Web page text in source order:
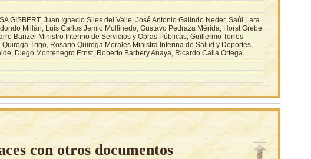
GISBERT, Juan Ignacio Siles del Valle, José Antonio Galindo Neder, Saúl Lara
Millán, Luis Carlos Jemio Mollinedo, Gustavo Pedraza Mérida, Horst Grebe
Banzer Ministro Interino de Servicios y Obras Públicas, Guillermo Torres
Trigo, Rosario Quiroga Morales Ministra Interina de Salud y Deportes,
Diego Montenegro Ernst, Roberto Barbery Anaya, Ricardo Calla Ortega.
con otros documentos